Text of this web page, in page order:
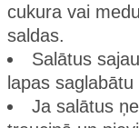
cukura vai
saldas.
Salātus
lapas
Ja salātus